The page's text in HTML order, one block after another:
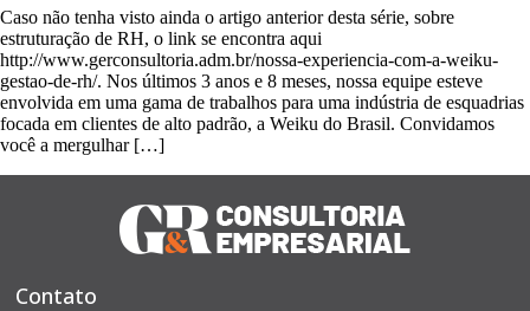
Caso não tenha visto ainda o artigo anterior desta série, sobre
estruturação de RH, o link se encontra aqui
http://www.gerconsultoria.adm.br/nossa-experiencia-com-a-weiku-
gestao-de-rh/. Nos últimos 3 anos e 8 meses, nossa equipe esteve
envolvida em uma gama de trabalhos para uma indústria de esquadrias
focada em clientes de alto padrão, a Weiku do Brasil. Convidamos
você a mergulhar […]
Contato